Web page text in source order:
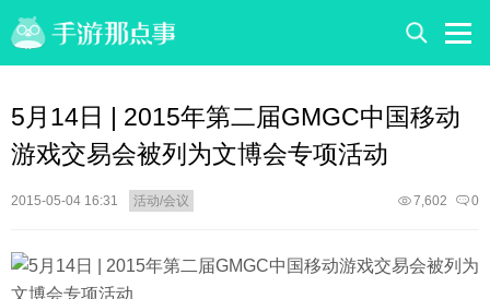
5月14日 | 2015年第二届GMGC中国移动
游戏交易会被列为文博会专项活动
2015-05-04 16:31 活动/会议 0
7,602